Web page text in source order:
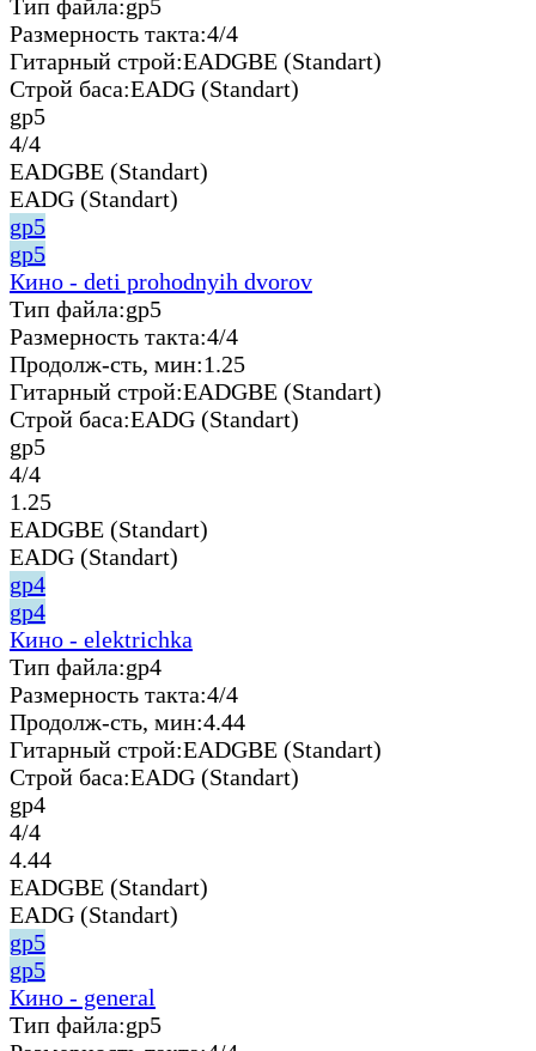
Тип файла:gp5
Размерность такта:4/4
Гитарный строй:EADGBE (Standart)
Строй баса:EADG (Standart)
gp5
4/4
EADGBE (Standart)
EADG (Standart)
gp5
gp5
Кино - deti prohodnyih dvorov
Тип файла:gp5
Размерность такта:4/4
Продолж-сть, мин:1.25
Гитарный строй:EADGBE (Standart)
Строй баса:EADG (Standart)
gp5
4/4
1.25
EADGBE (Standart)
EADG (Standart)
gp4
gp4
Кино - elektrichka
Тип файла:gp4
Размерность такта:4/4
Продолж-сть, мин:4.44
Гитарный строй:EADGBE (Standart)
Строй баса:EADG (Standart)
gp4
4/4
4.44
EADGBE (Standart)
EADG (Standart)
gp5
gp5
Кино - general
Тип файла:gp5